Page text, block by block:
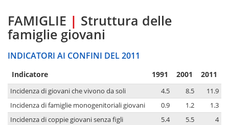
FAMIGLIE | Struttura delle
famiglie giovani
INDICATORI AI CONFINI DEL 2011
Indicatore 1991 2001 2011
Incidenza di giovani che vivono da soli 4.5 8.5
11.9
Incidenza di famiglie monogenitoriali giovani
0.9 1.2
1.3
Incidenza di coppie giovani senza figli
5.4 5.5
4